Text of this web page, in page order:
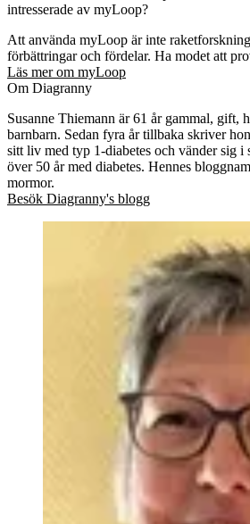
intresserade av myLoop?
Att använda myLoop är inte
förbättringar och fördelar. Ha modet att
Läs mer om myLoop
Om Diagranny
Susanne Thiemann är 61 år gammal, gift,
barnbarn. Sedan fyra år tillbaka skriver
sitt liv med typ 1-diabetes och vänder sig i
över 50 år med diabetes. Hennes
mormor.
Besök Diagranny's blogg